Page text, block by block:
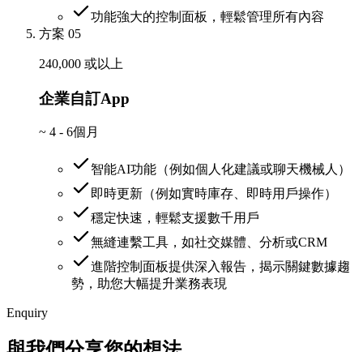
功能強大的控制面板，輕鬆管理所有內容
方案 05
240,000 或以上
企業自訂App
~ 4 - 6個月
智能AI功能（例如個人化建議或聊天機械人）
即時更新（例如實時庫存、即時用戶操作）
穩定快速，輕鬆支援數千用戶
無縫連繫工具，如社交媒體、分析或CRM
進階控制面板提供深入報告，揭示關鍵數據趨
勢，助您大幅提升業務表現
Enquiry